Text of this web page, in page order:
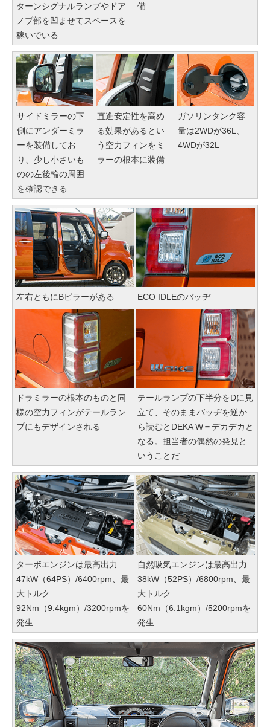
ターンシグナルランプやドア
ノブ部を凹ませてスペースを
稼いでいる
備
サイドミラーの下
側にアンダーミラ
ーを装備してお
り、少し小さいも
のの左後輪の周囲
を確認できる
直進安定性を高め
る効果があるとい
う空力フィンをミ
ラーの根本に装備
ガソリンタンク容
量は2WDが36L、
4WDが32L
左右ともにBピラーがある ECO IDLEのバッヂ
ドラミラーの根本のものと同
様の空力フィンがテールラン
プにもデザインされる
テールランプの下半分をDに見
立て、そのままバッヂを逆か
ら読むとDEKA W＝デカデカと
なる。担当者の偶然の発見と
いうことだ
ターボエンジンは最高出力
47kW（64PS）/6400rpm、最
大トルク
92Nm（9.4kgm）/3200rpmを
発生
自然吸気エンジンは最高出力
38kW（52PS）/6800rpm、最
大トルク
60Nm（6.1kgm）/5200rpmを
発生